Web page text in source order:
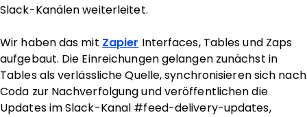
Slack-Kanälen weiterleitet.
Wir haben das mit Zapier Interfaces, Tables und Zaps
aufgebaut. Die Einreichungen gelangen zunächst in
Tables als verlässliche Quelle, synchronisieren sich nach
Coda zur Nachverfolgung und veröffentlichen die
Updates im Slack-Kanal #feed-delivery-updates,